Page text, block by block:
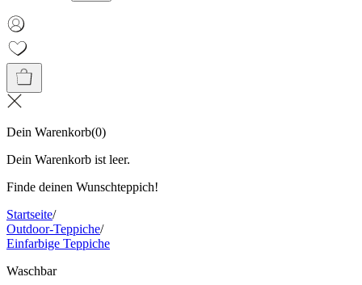
Dein Warenkorb(0)
Dein Warenkorb ist leer.
Finde deinen Wunschteppich!
Startseite/
Outdoor-Teppiche/
Einfarbige Teppiche
Waschbar